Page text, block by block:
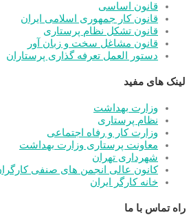
قانون اساسی
قانون کار جمهوری اسلامی ایران
قانون تشکل نظام پرستاری
قانون مشاغل سخت و زبان آور
دستور العمل تعرفه گذاری پرستاران
لینک های مفید
وزارت بهداشت
نظام پرستاری
وزارت کار و رفاه اجتماعی
معاونت پرستاری وزارت بهداشت
شهرداری تهران
کانون عالی انجمن های صنفی
خانه کارگر ایران
راه تماس با ما